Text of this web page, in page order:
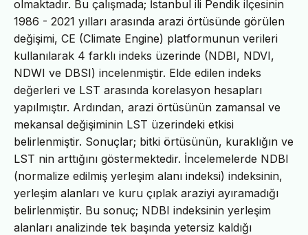
olmaktadır. Bu çalışmada; İstanbul ili Pendik ilçesinin
1986 - 2021 yılları arasında arazi örtüsünde görülen
değişimi, CE (Climate Engine) platformunun verileri
kullanılarak 4 farklı indeks üzerinde (NDBI, NDVI,
NDWI ve DBSI) incelenmiştir. Elde edilen indeks
değerleri ve LST arasında korelasyon hesapları
yapılmıştır. Ardından, arazi örtüsünün zamansal ve
mekansal değişiminin LST üzerindeki etkisi
belirlenmiştir. Sonuçlar; bitki örtüsünün, kuraklığın ve
LST nin arttığını göstermektedir. İncelemelerde NDBI
(normalize edilmiş yerleşim alanı indeksi) indeksinin,
yerleşim alanları ve kuru çıplak araziyi ayıramadığı
belirlenmiştir. Bu sonuç; NDBI indeksinin yerleşim
alanları analizinde tek başında yetersiz kaldığı